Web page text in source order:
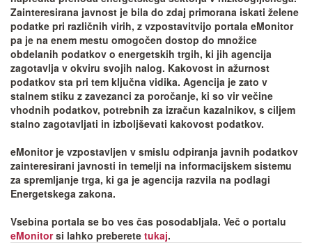
Zainteresirana javnost je bila do zdaj primorana iskati želene
podatke pri različnih virih, z vzpostavitvijo portala eMonitor
pa je na enem mestu omogočen dostop do množice
obdelanih podatkov o energetskih trgih, ki jih agencija
zagotavlja v okviru svojih nalog. Kakovost in ažurnost
podatkov sta pri tem ključna vidika. Agencija je zato v
stalnem stiku z zavezanci za poročanje, ki so vir večine
vhodnih podatkov, potrebnih za izračun kazalnikov, s ciljem
stalno zagotavljati in izboljševati kakovost podatkov.
eMonitor je vzpostavljen v smislu odpiranja javnih podatkov
zainteresirani javnosti in temelji na informacijskem sistemu
za spremljanje trga, ki ga je agencija razvila na podlagi
Energetskega zakona.
Vsebina portala se bo ves čas posodabljala. Več o portalu
eMonitorsi lahko preberete tukaj.